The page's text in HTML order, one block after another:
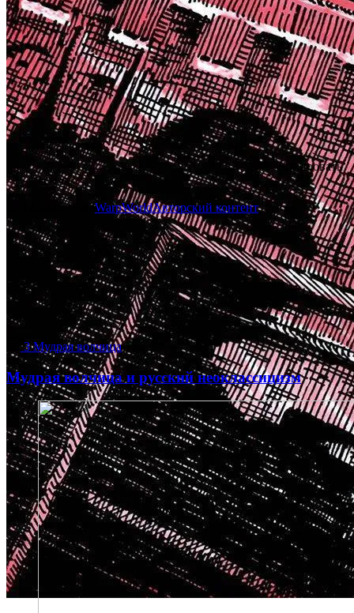
Копировать
ссылку
16:03WarpWorldАвторский контент
3 Мудрая волчица
Мудрая волчица и русский неоклассицизм